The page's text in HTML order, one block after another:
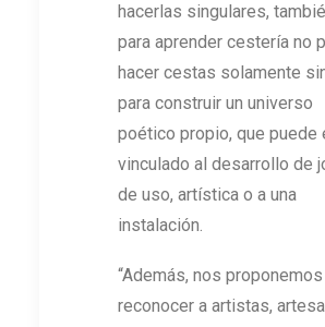
hacerlas singulares,
para aprender cestería no
hacer cestas solamente
para construir un universo
poético propio, que puede
vinculado al desarrollo de
de uso, artística o a una
instalación.
“Además, nos proponemos
reconocer a artistas,